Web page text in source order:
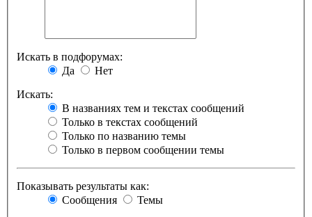
Искать в подфорумах:
Да
Нет
Искать:
В названиях тем и текстах сообщений
Только в текстах сообщений
Только по названию темы
Только в первом сообщении темы
Показывать результаты как:
Сообщения
Темы